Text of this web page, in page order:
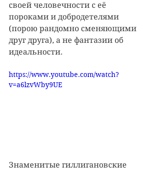
своей человечности с её
пороками и добродетелями
(порою рандомно сменяющими
друг друга), а не фантазии об
идеальности.
https://www.youtube.com/watch?
v=a6lzvWby9UE
Знаменитые гиллигановские